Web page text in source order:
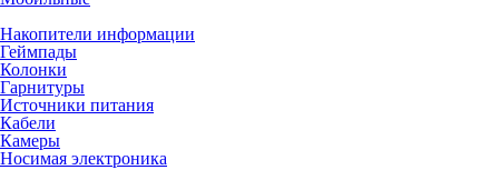
Накопители информации
Геймпады
Колонки
Гарнитуры
Источники питания
Кабели
Камеры
Носимая электроника